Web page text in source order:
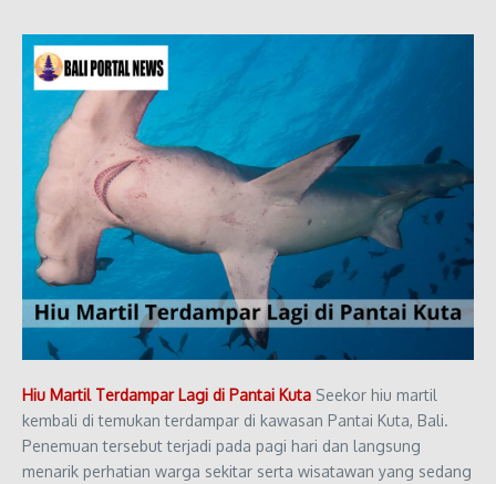
Hiu Martil Terdampar Lagi di Pantai Kuta Seekor hiu martil
kembali di temukan terdampar di kawasan Pantai Kuta, Bali.
Penemuan tersebut terjadi pada pagi hari dan langsung
menarik perhatian warga sekitar serta wisatawan yang sedang